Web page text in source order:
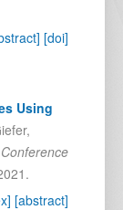
[doi]
Using
,
.
[abstract]